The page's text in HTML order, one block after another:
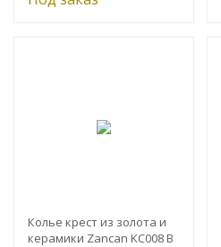
Колье крест из золота и
керамики Zancan KC008 B